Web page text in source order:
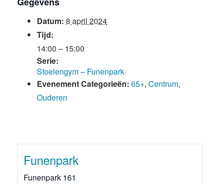
Datum: 8 april 2024
Tijd:
14:00 – 15:00
Serie:
Stoelengym – Funenpark
Evenement Categorieën: 65+, Centrum,
Ouderen
Funenpark
Funenpark 161